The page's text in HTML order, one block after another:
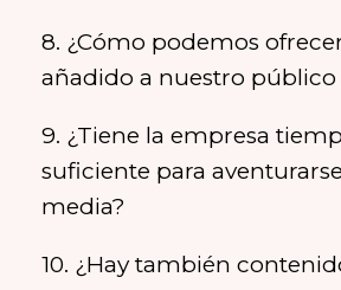
8. ¿Cómo podemos
añadido a nuestro público
9. ¿Tiene la empresa
suficiente para
media?
10. ¿Hay también